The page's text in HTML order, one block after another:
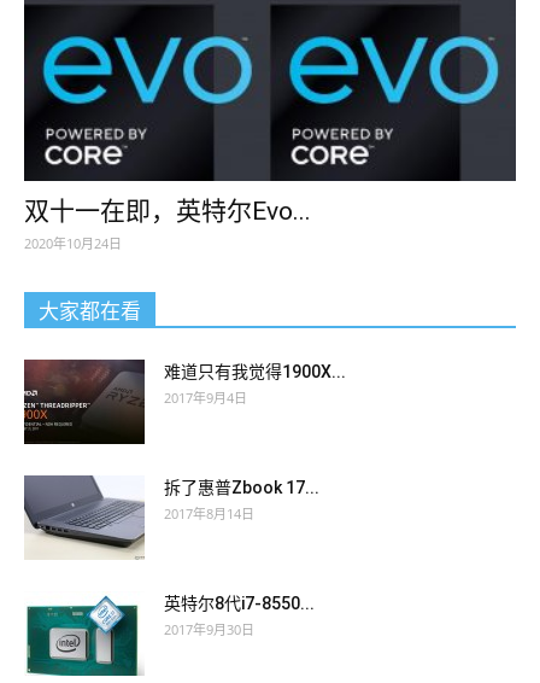
双十一在即，英特尔Evo...
2020年10月24日
大家都在看
难道只有我觉得1900X...
2017年9月4日
拆了惠普Zbook 17...
2017年8月14日
英特尔8代i7-8550...
2017年9月30日